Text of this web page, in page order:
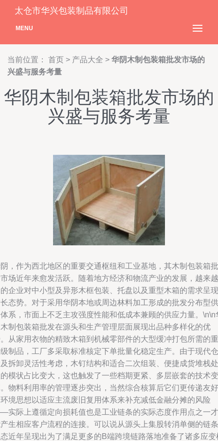
太仓市华兴包装制品有限公司
MENU
当前位置： 首页 > 产品大全 > 华阴木制包装箱批发市场的
兴盛与服务考量
华阴木制包装箱批发市场的
兴盛与服务考量
，作为西北地区的重要交通枢纽和工业基地，其木制包装箱批
场近年来愈发活跃。随着地方经济和物流产业的发展，越来越
企业对中小型及异形木框包装、托盘以及重型木箱的需求呈现
态势。对于采用华阴本地或周边林料加工形成的批发分布型供
系，市面上不乏主攻强度性能和低成本兼顾的供应力量。\n\n
制包装箱批发在源头和生产管理层面展现出品种多样化的优
从家用衣物的精致木箱到机械零部件的大型缓冲打包所需的重
制品，工厂多采取标准核定下单批量化稳定生产。由于现代仓
拆卸灵活性考虑，木钉结构和适合二次组装、便捷成货堆栈处
模状占比变大，这也触发了一些档期更紧、多层嵌套的技术变
物料利用率的管理逐步突出，当然综合核算后它们更传递友好
境思想以适应主流废旧复用体系来补充减低金融分摊的风险
实际上遵循定向损耗值也是工业链条的实际态度作用点之一才
生相应客户流程的连接。可以说从源头上集股转消单侧的链条
近年呈现出为了满足更多的B端跨境链路落地准备了诸多应变